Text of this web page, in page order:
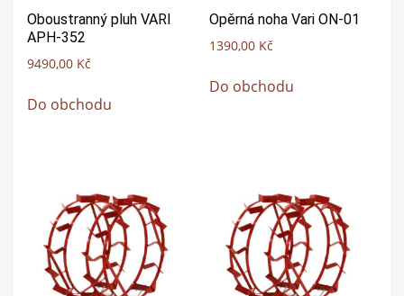
Oboustranný pluh VARI
APH-352
9490,00 Kč
Do obchodu
Opěrná noha Vari ON-01
1390,00 Kč
Do obchodu